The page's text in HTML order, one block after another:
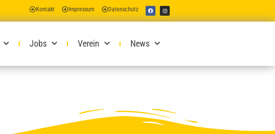
Kontakt Impressum Datenschutz
Jobs Verein News